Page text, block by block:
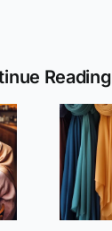
Reading